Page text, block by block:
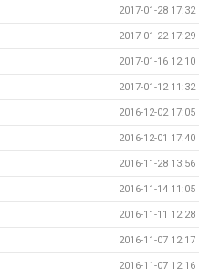
2017-01-28 17:32
2017-01-22 17:29
2017-01-16 12:10
2017-01-12 11:32
2016-12-02 17:05
2016-12-01 17:40
2016-11-28 13:56
2016-11-14 11:05
2016-11-11 12:28
2016-11-07 12:17
2016-11-07 12:16